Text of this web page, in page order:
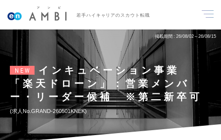
若手ハイキャリアのスカウト転職
掲載期間 26/08/02～26/08/15
NEW
インキュベーション事業
「楽天ドローン」：営業メンバ
ー・リーダー候補 ※第二新卒可
求人No.GRAND-260501KNEK